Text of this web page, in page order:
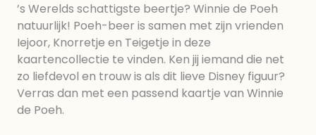
’s Werelds schattigste beertje? Winnie de Poeh
natuurlijk! Poeh-beer is samen met zijn vrienden
Iejoor, Knorretje en Teigetje in deze
kaartencollectie te vinden. Ken jij iemand die net
zo liefdevol en trouw is als dit lieve Disney figuur?
Verras dan met een passend kaartje van Winnie
de Poeh.